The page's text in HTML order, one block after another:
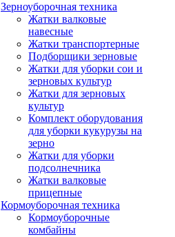
Зерноуборочная техника
Жатки валковые
навесные
Жатки транспортерные
Подборщики зерновые
Жатки для уборки сои и
зерновых культур
Жатки для зерновых
культур
Комплект оборудования
для уборки кукурузы на
зерно
Жатки для уборки
подсолнечника
Жатки валковые
прицепные
Кормоуборочная техника
Кормоуборочные
комбайны